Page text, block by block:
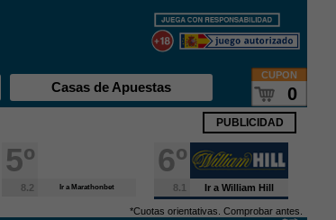
Casas de Apuestas
CUPON
0
PUBLICIDAD
5º
8.2 Ir a Marathonbet
6º
8.1 Ir a William Hill
*Cuotas orientativas. Comprobar antes.